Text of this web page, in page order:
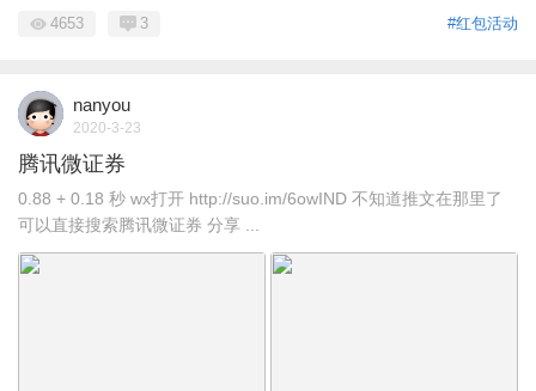
#红包活动
4653 3
nanyou
2020-3-23
腾讯微证券
0.88 + 0.18 秒 wx打开 http://suo.im/6owIND 不知道推文在那里了
可以直接搜索腾讯微证券 分享 ...